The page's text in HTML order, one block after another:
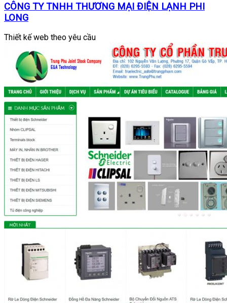
CÔNG TY TNHH THƯƠNG MẠI ĐIỆN LẠNH PHI
LONG
Thiết kế web theo yêu cầu